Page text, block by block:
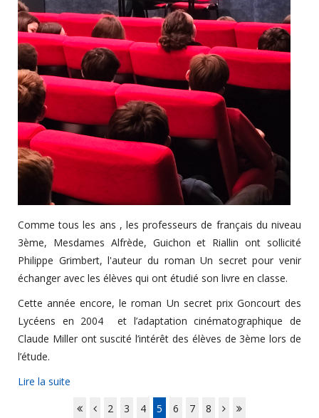
Comme tous les ans , les professeurs de français du niveau
3ème, Mesdames Alfrède, Guichon et Riallin ont sollicité
Philippe Grimbert, l'auteur du roman Un secret pour venir
échanger avec les élèves qui ont étudié son livre en classe.
Cette année encore, le roman Un secret prix Goncourt des
Lycéens en 2004 et l’adaptation cinématographique de
Claude Miller ont suscité l’intérêt des élèves de 3ème lors de
l’étude.
Lire la suite
2
3 4 5 6 7 8